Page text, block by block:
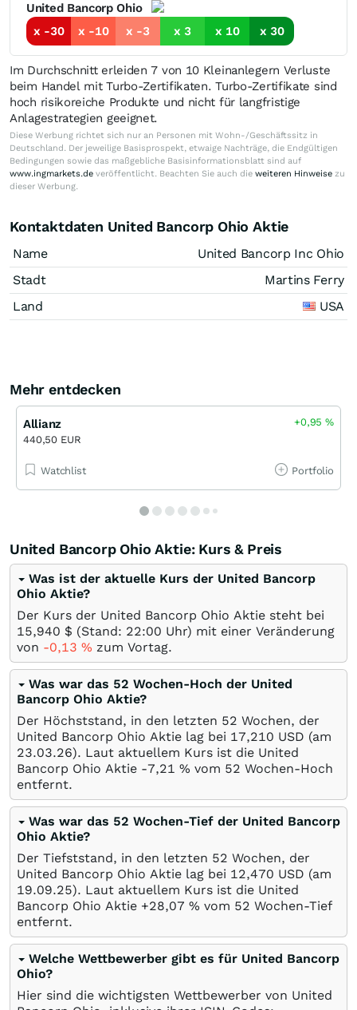
United Bancorp Ohio
x -30
x -10 x -3 x 3 x 10 x 30
Im Durchschnitt erleiden 7 von 10 Kleinanlegern Verluste
beim Handel mit Turbo-Zertifikaten. Turbo-Zertifikate sind
hoch risikoreiche Produkte und nicht für langfristige
Anlagestrategien geeignet.
Diese Werbung richtet sich nur an Personen mit Wohn-/Geschäftssitz in
Deutschland. Der jeweilige Basisprospekt, etwaige Nachträge, die Endgültigen
Bedingungen sowie das maßgebliche Basisinformationsblatt sind auf
www.ingmarkets.de veröffentlicht. Beachten Sie auch die weiteren Hinweise zu
dieser Werbung.
Kontaktdaten United Bancorp Ohio Aktie
Name
United Bancorp Inc Ohio
Stadt
Martins Ferry
Land
USA
Mehr entdecken
Allianz
440,50 EUR
+0,95%
Watchlist Portfolio
United Bancorp Ohio Aktie: Kurs & Preis
Was ist der aktuelle Kurs der United Bancorp
Ohio Aktie?
Der Kurs der United Bancorp Ohio Aktie steht bei
15,940 $ (Stand: 22:00 Uhr) mit einer Veränderung
von -0,13 % zum Vortag.
Was war das 52 Wochen-Hoch der United
Bancorp Ohio Aktie?
Der Höchststand, in den letzten 52 Wochen, der
United Bancorp Ohio Aktie lag bei 17,210 USD (am
23.03.26). Laut aktuellem Kurs ist die United
Bancorp Ohio Aktie -7,21 % vom 52 Wochen-Hoch
entfernt.
Was war das 52 Wochen-Tief der United Bancorp
Ohio Aktie?
Der Tiefststand, in den letzten 52 Wochen, der
United Bancorp Ohio Aktie lag bei 12,470 USD (am
19.09.25). Laut aktuellem Kurs ist die United
Bancorp Ohio Aktie +28,07 % vom 52 Wochen-Tief
entfernt.
Welche Wettbewerber gibt es für United Bancorp
Ohio?
Hier sind die wichtigsten Wettbewerber von United